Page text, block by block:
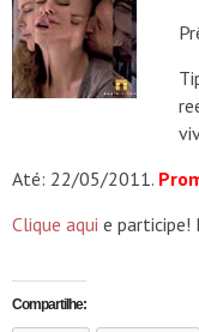
Até: 22/05/2011.
Clique aqui e participe!
Compartilhe: